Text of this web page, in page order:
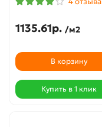
1135.61р. /м2
В корзину
Купить в 1 клик